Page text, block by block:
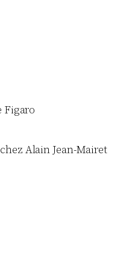
Figaro
Alain Jean-Mairet